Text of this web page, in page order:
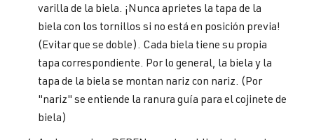
varilla de la biela. ¡Nunca aprietes la tapa de la
biela con los tornillos si no está en posición previa!
(Evitar que se doble). Cada biela tiene su propia
tapa correspondiente. Por lo general, la biela y la
tapa de la biela se montan nariz con nariz. (Por
"nariz" se entiende la ranura guía para el cojinete de
biela)